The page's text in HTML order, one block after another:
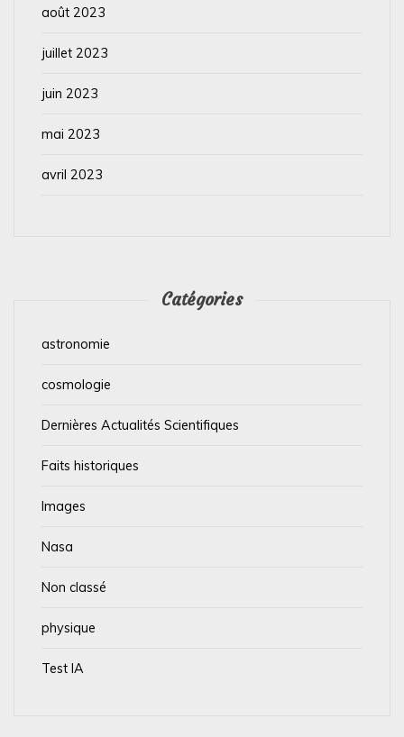
août 2023
juillet 2023
juin 2023
mai 2023
avril 2023
Catégories
astronomie
cosmologie
Dernières Actualités Scientifiques
Faits historiques
Images
Nasa
Non classé
physique
Test IA